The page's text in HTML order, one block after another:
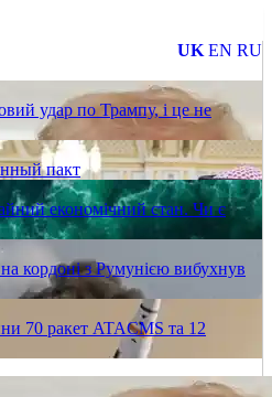
UK EN RU
удар по Трампу, і це не
пакт
економічний стан. Чи є
кордоні з Румунією вибухнув
70 ракет ATACMS та 12